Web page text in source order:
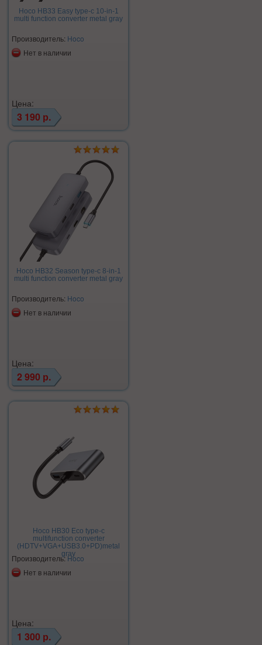
Hoco HB33 Easy type-c 10-in-1
multi function converter metal gray
Производитель: Hoco
Нет в наличии
Цена:
3 190 р.
Hoco HB32 Season type-c 8-in-1
multi function converter metal gray
Производитель: Hoco
Нет в наличии
Цена:
2 990 р.
Hoco HB30 Eco type-c
multifunction converter
(HDTV+VGA+USB3.0+PD)metal
gray
Производитель:Hoco
Нет в наличии
Цена:
1 300 р.